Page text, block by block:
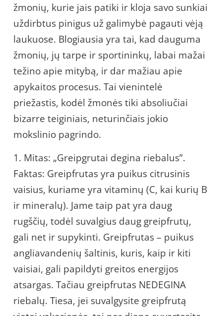
žmonių, kurie jais patiki ir kloja savo sunkiai
uždirbtus pinigus už galimybė pagauti vėją
laukuose. Blogiausia yra tai, kad dauguma
žmonių, jų tarpe ir sportininkų, labai mažai
težino apie mitybą, ir dar mažiau apie
apykaitos procesus. Tai vienintelė
priežastis, kodėl žmonės tiki absoliučiai
bizarre teiginiais, neturinčiais jokio
mokslinio pagrindo.
1. Mitas: „Greipgrutai degina riebalus”.
Faktas: Greipfrutas yra puikus citrusinis
vaisius, kuriame yra vitaminų (C, kai kurių B
ir mineralų). Jame taip pat yra daug
rugščių, todėl suvalgius daug greipfrutų,
gali net ir supykinti. Greipfrutas – puikus
angliavandenių šaltinis, kuris, kaip ir kiti
vaisiai, gali papildyti greitos energijos
atsargas. Tačiau greipfrutas NEDEGINA
riebalų. Tiesa, jei suvalgysite greipfrutą